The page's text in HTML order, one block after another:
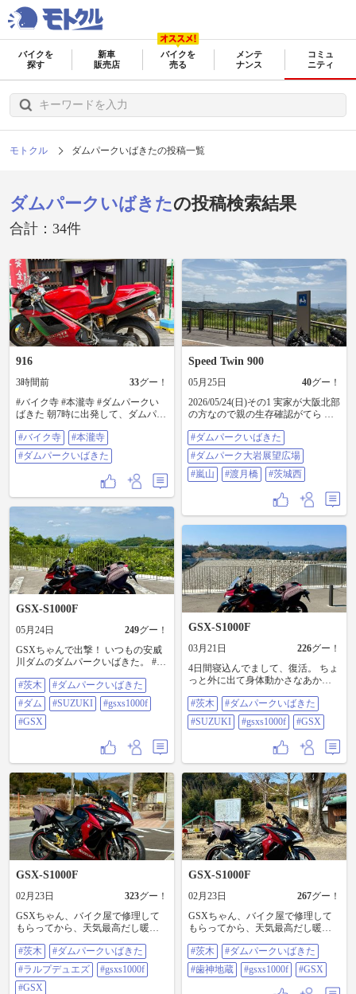
バイクを
探す
新車
販売店
バイクを
売る
メンテ
ナンス
コミュ
ニティ
モトクル ダムパークいばきたの投稿一覧
ダムパークいばきたの投稿検索結果
合計：34件
916
3時間前 33グー！
#バイク寺 #本瀧寺 #ダムパークい
ばきた 朝7時に出発して、ダムパー
イク寺へ行きました。ちょっとだ
け涼しい感じがしました。916で行
くのは初めてだったので、記念撮
影しました。そのあとに、安全祈
願をしていました。お父さんお母
さんが息子さんのために来たと思
えました。うちの嫁さんも、息子
がバイクに乗るのを許可してくれ
たらな、そんな思いで見ていまし
た。 寺の敷地内にある喫茶店でア
イスコーヒーを飲んで、ハーレー
住職におすすめのハーレーを教え
てもらって下山しました。行きつ
けのバイク屋さんで在庫確認した
いと思います。 帰りに、ドゥカテ
確認して昼帰宅しました。
#バイク寺
#本瀧寺
#ダムパークいばきた
Speed Twin 900
05月25日 40グー！
2026/05/24(日)その1 実家が大阪北部
の方なので親の生存確認がてら 自
パークいばきたへ行って来まし
た。 で、下道で岐阜まで帰るので
途中に嵐山へ寄り道。修学旅行生
と外人さんで賑わっていました。
り、 此処に来るのも15年振り位か
と感傷に浸りつつ 梅宮の辰っちゃ
思いましたが、値段と食べたいも
のとが釣り合わず色々悩んだ結
果、初めてゆばチーズなるものを
実食。コレはコレで美味しかっ
た！ しかし有名な観光地のお土産
は高い😭と 愚痴をこぼしながら こ
ダムパークいばきた #ダムパーク大
岩展望広場 #嵐山 #渡月橋 #茨城西
#ダムパークいばきた
#ダムパーク大岩展望広場
#嵐山
#渡月橋 #茨城西
GSX-S1000F
05月24日 249グー！
GSXちゃんで出撃！ いつもの安威
川ダムのダムパークいばきた。 #茨
#SUZUKI#GSXS1000F#GSX
#茨木
#ダムパークいばきた
#ダム
#SUZUKI
#gsxs1000f
#GSX
GSX-S1000F
03月21日 226グー！
4日間寝込んでまして、復活。 ちょ
っと外に出て身体動かさなあか
んで亀岡へ。 おなじみ茨木のダム
パークいばきた。 #茨木#ダムパー
クいばきた
#SUZUKI#GSXS1000F#GSX
#茨木
#ダムパークいばきた
#SUZUKI
#gsxs1000f #GSX
GSX-S1000F
02月23日 323グー！
GSXちゃん、バイク屋で修理して
もらってから、天気最高だし暖か
茨木の大岩の北摂のラルプデュエ
ズ。 #茨木#ダムパークいばきた#ラ
ルプデュエズ#GSXS1000F#GSX
#茨木
#ダムパークいばきた
#ラルプデュエズ
#gsxs1000f
#GSX
GSX-S1000F
02月23日 267グー！
GSXちゃん、バイク屋で修理して
もらってから、天気最高だし暖か
茨木の大岩の歯神地蔵さま。 #茨木
#ダムパークいばきた#歯神地蔵
#GSXS1000F#GSX
#茨木
#ダムパークいばきた
#歯神地蔵
#gsxs1000f #GSX